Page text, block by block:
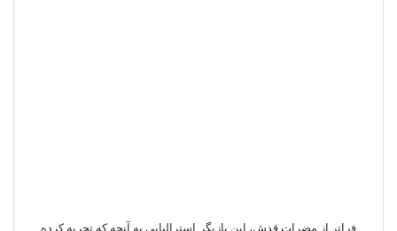
فراتر از مضرات قدش، این بازیگر استرالیایی به آنچه که تجربه کرده